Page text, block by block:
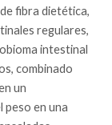
fibra dietética,
regulares,
intestinal
combinado
un
en una